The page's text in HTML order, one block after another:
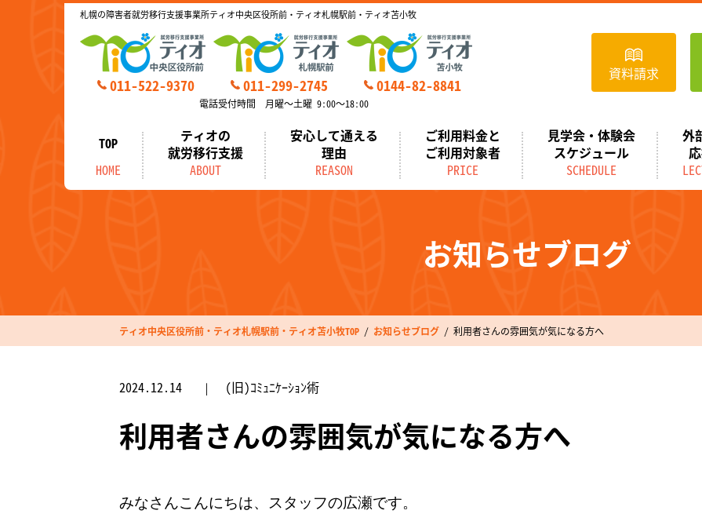
札幌の障害者就労移行支援事業所ティオ中央区役所前・ティオ札幌駅前・ティオ苫小牧
011-522-9370 011-299-2745 0144-82-8841
電話受付時間 月曜～土曜 9:00～18:00
資料請求
TOP
HOME
ティオの
就労移行支援
ABOUT
安心して通える
理由
REASON
ご利用料金と
ご利用対象者
PRICE
見学会・体験会
スケジュール
SCHEDULE
外
お知らせブログ
ティオ中央区役所前・ティオ札幌駅前・ティオ苫小牧TOP お知らせブログ 利用者さんの雰囲気が気になる方へ
2024.12.14 (旧)ｺﾐｭﾆｹｰｼｮﾝ術
利用者さんの雰囲気が気になる方へ
みなさんこんにちは、スタッフの広瀬です。